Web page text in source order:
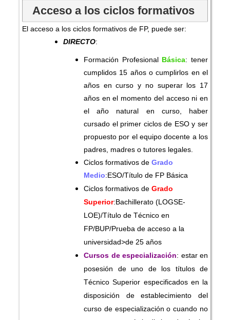
Acceso a los ciclos formativos
El acceso a los ciclos formativos de FP, puede ser:
DIRECTO:
Formación Profesional Básica: tener
cumplidos 15 años o cumplirlos en el
años en curso y no superar los 17
años en el momento del acceso ni en
el año natural en curso, haber
cursado el primer ciclos de ESO y ser
propuesto por el equipo docente a los
padres, madres o tutores legales.
Ciclos formativos de Grado
Medio:ESO/Título de FP Básica
Ciclos formativos de Grado
Superior:Bachillerato (LOGSE-
LOE)/Título de Técnico en
FP/BUP/Prueba de acceso a la
universidad>de 25 años
Cursos de especialización: estar en
posesión de uno de los títulos de
Técnico Superior especificados en la
disposición de establecimiento del
curso de especialización o cuando no